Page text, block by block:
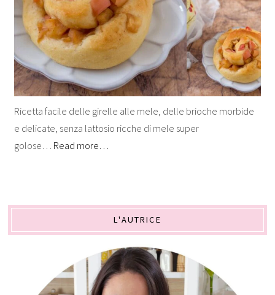
Ricetta facile delle girelle alle mele, delle brioche morbide
e delicate, senza lattosio ricche di mele super
golose… Read more…
L'AUTRICE